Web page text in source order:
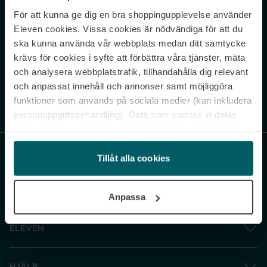
För att kunna ge dig en bra shoppingupplevelse använder
Eleven cookies. Vissa cookies är nödvändiga för att du
ska kunna använda vår webbplats medan ditt samtycke
krävs för cookies i syfte att förbättra våra tjänster, mäta
och analysera webbplatstrafik, tillhandahålla dig relevant
och anpassat innehåll och annonser samt möjliggöra
funktioner som används på sociala medier (kan inkludera
personuppgiftsbehandling). Data som samlas in delas
och gå vidare” accepterar du samtliga cookies medan du
under ”Inställningar” kan anpassa användningen av
cookies. Du kan återkalla ditt samtycke när som helst.
Tillåt alla cookies
Anpassa
Never miss a beat.
Sign up to our newsletter.
Genom att prenumerera accepterar du vår Integritetspolicy. Avprenumerera
ELEVEN